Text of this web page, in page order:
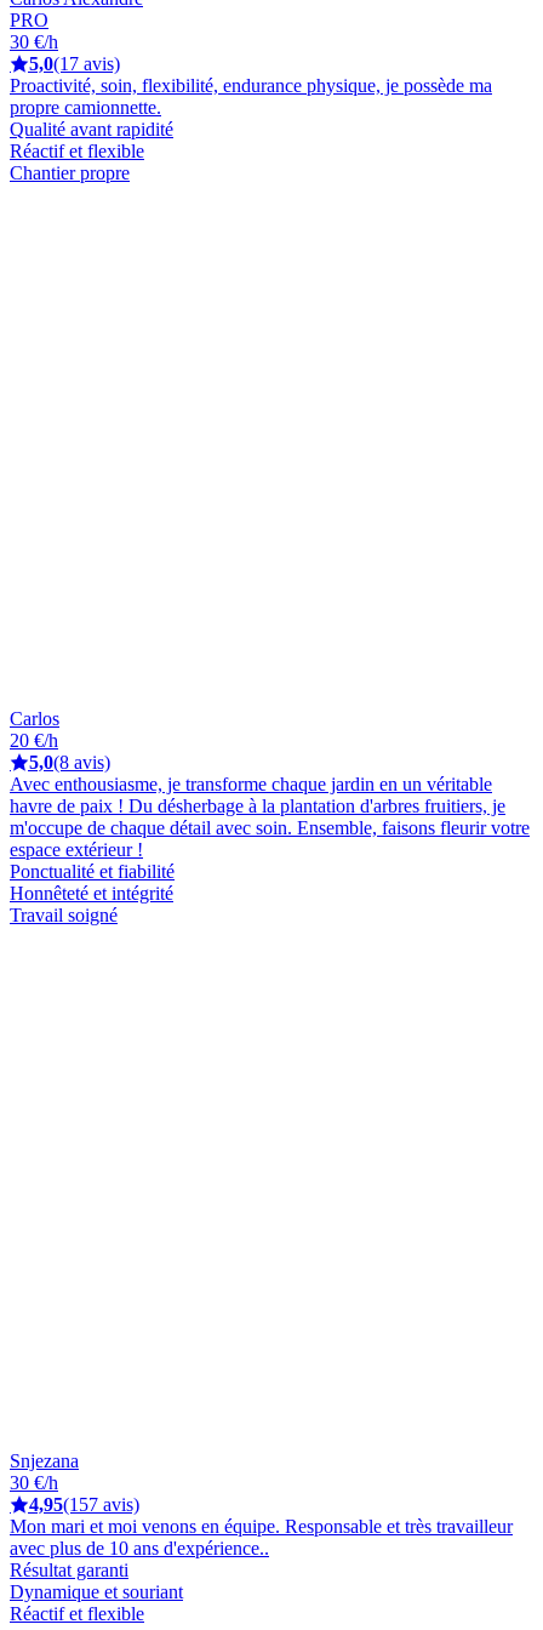
PRO
30 €/h
5,0(17 avis)
Proactivité, soin, flexibilité, endurance physique, je possède ma
propre camionnette.
Qualité avant rapidité
Réactif et flexible
Chantier propre
Carlos
20 €/h
5,0(8 avis)
Avec enthousiasme, je transforme chaque jardin en un véritable
havre de paix ! Du désherbage à la plantation d'arbres fruitiers, je
m'occupe de chaque détail avec soin. Ensemble, faisons fleurir votre
espace extérieur !
Ponctualité et fiabilité
Honnêteté et intégrité
Travail soigné
Snjezana
30 €/h
4,95(157 avis)
Mon mari et moi venons en équipe. Responsable et très travailleur
avec plus de 10 ans d'expérience..
Résultat garanti
Dynamique et souriant
Réactif et flexible